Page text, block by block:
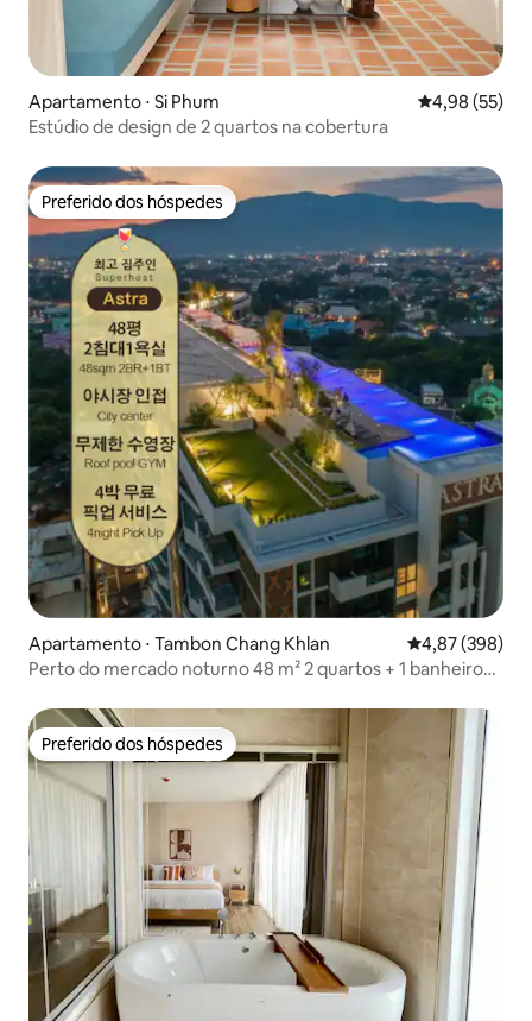
Apartamento ⋅ Si Phum 4,98 de uma
4,98 (55)
Estúdio de design de 2 quartos na cobertura
Preferido dos hóspedes
Preferido dos hóspedes
Apartamento ⋅ Tambon Chang Khlan 4,87 de uma
4,87 (398)
Perto do mercado noturno 48 m² 2 quartos + 1 banheiro
Preferido dos hóspedes
Preferido dos hóspedes